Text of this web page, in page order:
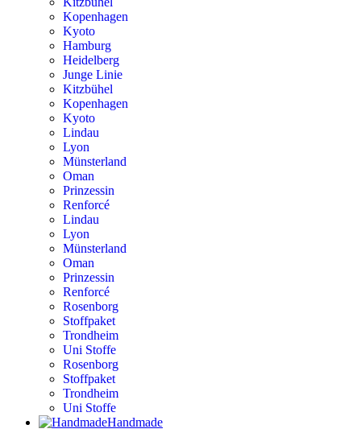
Kopenhagen
Kyoto
Hamburg
Heidelberg
Junge Linie
Kitzbühel
Kopenhagen
Kyoto
Lindau
Lyon
Münsterland
Oman
Prinzessin
Renforcé
Lindau
Lyon
Münsterland
Oman
Prinzessin
Renforcé
Rosenborg
Stoffpaket
Trondheim
Uni Stoffe
Rosenborg
Stoffpaket
Trondheim
Uni Stoffe
Handmade